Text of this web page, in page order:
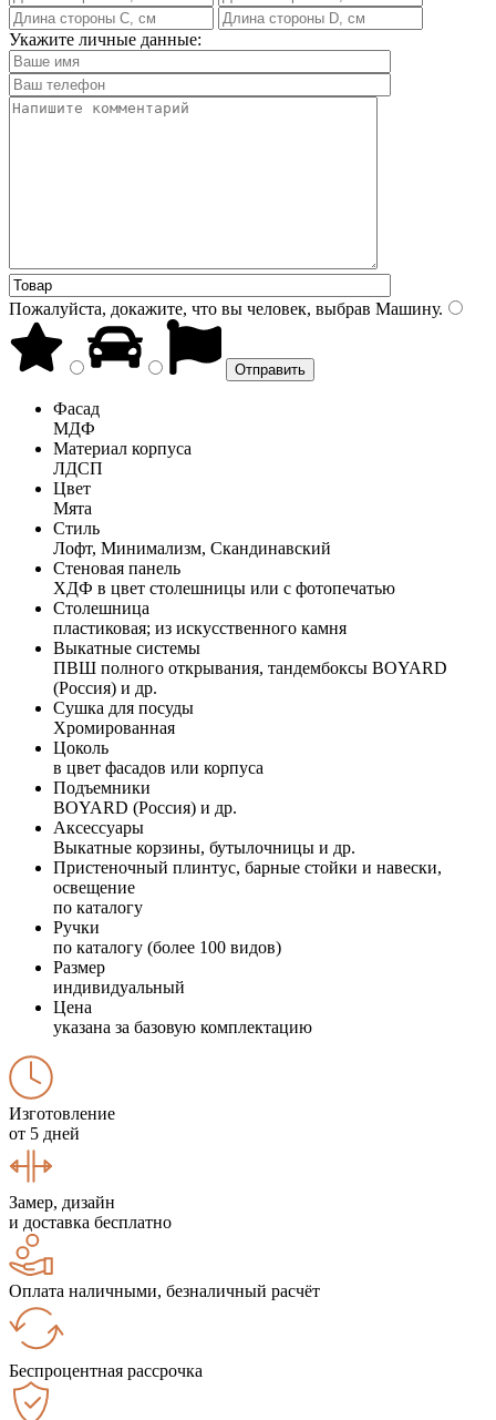
Укажите личные данные:
Пожалуйста, докажите, что вы человек, выбрав Машину.
Фасад
МДФ
Материал корпуса
ЛДСП
Цвет
Мята
Стиль
Лофт, Минимализм, Скандинавский
Стеновая панель
ХДФ в цвет столешницы или с фотопечатью
Столешница
пластиковая; из искусственного камня
Выкатные системы
ПВШ полного открывания, тандембоксы BOYARD
(Россия) и др.
Сушка для посуды
Хромированная
Цоколь
в цвет фасадов или корпуса
Подъемники
BOYARD (Россия) и др.
Аксессуары
Выкатные корзины, бутылочницы и др.
Пристеночный плинтус, барные стойки и навески,
освещение
по каталогу
Ручки
по каталогу (более 100 видов)
Размер
индивидуальный
Цена
указана за базовую комплектацию
Изготовление
от 5 дней
Замер, дизайн
и доставка бесплатно
Оплата наличными, безналичный расчёт
Беспроцентная рассрочка